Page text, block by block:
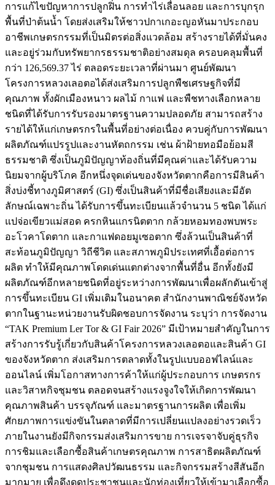
การแก้ไขปัญหาการปลูกฝิ่น การทำไร่เลื่อนลอย และการบุกรุก
พื้นที่ป่าต้นน้ำ โดยส่งเสริมให้ชาวปกาเกอะญอหันมาประกอบ
อาชีพเกษตรกรรมที่เป็นมิตรต่อสิ่งแวดล้อม สร้างรายได้ที่มั่นคง
และอยู่ร่วมกับทรัพยากรธรรมชาติอย่างสมดุล ครอบคลุมพื้นที่
กว่า 126,569.37 ไร่ ตลอดระยะเวลาที่ผ่านมา ศูนย์พัฒนา
โครงการหลวงเลอตอได้ส่งเสริมการปลูกพืชเศรษฐกิจที่มี
คุณภาพ ทั้งผักเมืองหนาว ผลไม้ กาแฟ และพืชทางเลือกหลาย
ชนิดที่ได้รับการรับรองมาตรฐานความปลอดภัย สามารถสร้าง
รายได้ให้แก่เกษตรกรในพื้นที่อย่างต่อเนื่อง ควบคู่กับการพัฒนา
ผลิตภัณฑ์แปรรูปและงานหัตถกรรม เช่น ผ้าฝ้ายทอมือย้อมสี
ธรรมชาติ ซึ่งเป็นภูมิปัญญาท้องถิ่นที่มีคุณค่าและได้รับความ
นิยมจากผู้บริโภค อีกหนึ่งจุดเด่นของจังหวัดตากคือการมีสินค้า
สิ่งบ่งชี้ทางภูมิศาสตร์ (GI) ซึ่งเป็นสินค้าที่มีชื่อเสียงและมีอัต
ลักษณ์เฉพาะถิ่น ได้รับการขึ้นทะเบียนแล้วจำนวน 5 ชนิด ได้แก่
แปจ่อเขียวแม่สอด ครกหินแกรนิตตาก กล้วยหอมทองพบพระ
อะโวคาโดตาก และกาแฟดอยมูเซอตาก ซึ่งล้วนเป็นสินค้าที่
สะท้อนภูมิปัญญา วิถีชีวิต และสภาพภูมิประเทศที่เอื้อต่อการ
ผลิต ทำให้มีคุณภาพโดดเด่นแตกต่างจากพื้นที่อื่น อีกทั้งยังมี
ผลิตภัณฑ์อีกหลายชนิดที่อยู่ระหว่างการพัฒนาเพื่อผลักดันเข้าสู่
การขึ้นทะเบียน GI เพิ่มเติมในอนาคต สำนักงานพาณิชย์จังหวัด
ตากในฐานะหน่วยงานรับผิดชอบการจัดงาน ระบุว่า การจัดงาน
“TAK Premium Ler Tor & GI Fair 2026” มีเป้าหมายสำคัญในการ
สร้างการรับรู้เกี่ยวกับสินค้าโครงการหลวงเลอตอและสินค้า GI
ของจังหวัดตาก ส่งเสริมการตลาดทั้งในรูปแบบออฟไลน์และ
ออนไลน์ เพิ่มโอกาสทางการค้าให้แก่ผู้ประกอบการ เกษตรกร
และวิสาหกิจชุมชน ตลอดจนสร้างแรงจูงใจให้เกิดการพัฒนา
คุณภาพสินค้า บรรจุภัณฑ์ และมาตรฐานการผลิต เพื่อเพิ่ม
ศักยภาพการแข่งขันในตลาดที่มีการเปลี่ยนแปลงอย่างรวดเร็ว
ภายในงานยังมีกิจกรรมส่งเสริมการขาย การเจรจาจับคู่ธุรกิจ
การชิมและเลือกซื้อสินค้าเกษตรคุณภาพ การสาธิตผลิตภัณฑ์
จากชุมชน การแสดงศิลปวัฒนธรรม และกิจกรรมสร้างสีสันอีก
มากมาย เพื่อดึงดูดประชาชนและนักท่องเที่ยวให้เข้ามาเลือกซื้อ